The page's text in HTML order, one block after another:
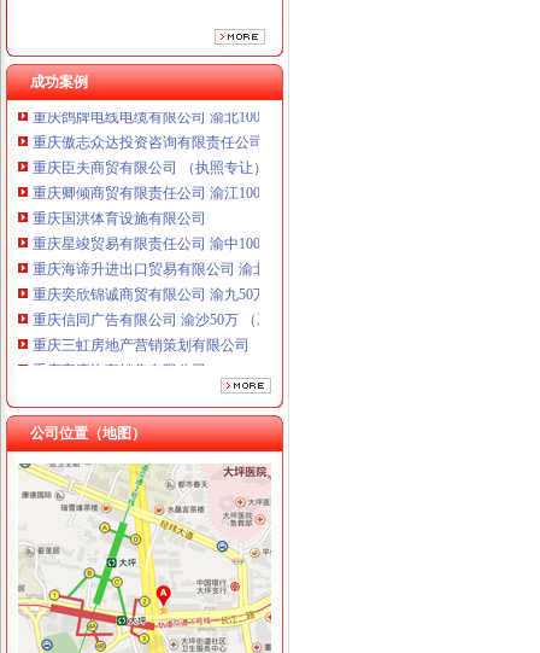
成功案例
重庆鸽牌电线电缆有限公司 渝北10010万 (进出口权)
重庆傲志众达投资咨询有限责任公司 渝九1000万 （增资）
重庆臣夫商贸有限公司 （执照专让）
重庆卿倾商贸有限责任公司 渝江100万 （工商注册）
重庆国洪体育设施有限公司
重庆星竣贸易有限责任公司 渝中100万 （进出口权）
重庆海谛升进出口贸易有限公司 渝北100万 （进出口权）
重庆奕欣锦诚商贸有限公司 渝九50万 （工商注册）
重庆信同广告有限公司 渝沙50万 （工商注册）
重庆三虹房地产营销策划有限公司
重庆宝鹰汽车销售有限公司
重庆鸽牌电线电缆有限公司 渝北10010万 (进出口权)
重庆傲志众达投资咨询有限责任公司 渝九1000万 （增资）
重庆臣夫商贸有限公司 （执照专让）
重庆卿倾商贸有限责任公司 渝江100万 （工商注册）
重庆国洪体育设施有限公司
重庆星竣贸易有限责任公司 渝中100万 （进出口权）
重庆海谛升进出口贸易有限公司 渝北100万 （进出口权）
重庆奕欣锦诚商贸有限公司 渝九50万 （工商注册）
重庆信同广告有限公司 渝沙50万 （工商注册）
重庆三虹房地产营销策划有限公司
重庆宝鹰汽车销售有限公司
公司位置（地图）
工商动态
忠县人民追加财政配套资金420万元助推微企发展试点工作
我市重庆分公司注销出台在校大创办微型企业相关办法
宣教处精心组织全市重庆营业执照注销工商工作会议宣服务工作
渝北局重庆营业执照注销创新三大执法机制积查处大案要案
忠县局重庆税务注销突出四抓做好保密工作
企业处被评为市重庆税务注销集中清理执行积案活动先进集体
双桥局四举措落实“红盾护民生”重庆税务注销执法百日攻坚行动
忠县局重庆代办公司新立所倾力助推个经济发展见成效
市重庆代办公司局坚持推进区县局局长述职述廉汇报制度建设
市重庆分公司注销局12315综合指挥调度中心5月份第2周受理热点分析
市工商局“送教上门”重庆营业执照注销培训会在铜梁成功举行
市重庆代办公司工商局制定2011年民主评议政风行风工作实施方案
渝中区工商分局重庆公司注销狠抓拍卖监管
酉县委组织部部长陶于祥到酉工商局重庆公司注销调研非公建工作
市重庆分公司注销局全面推行基层工商所纪检监察员制度
市重庆公司注销局部署七项活动纪念建90周年
南川局重庆公司注销大力提高电子商务巡查效率